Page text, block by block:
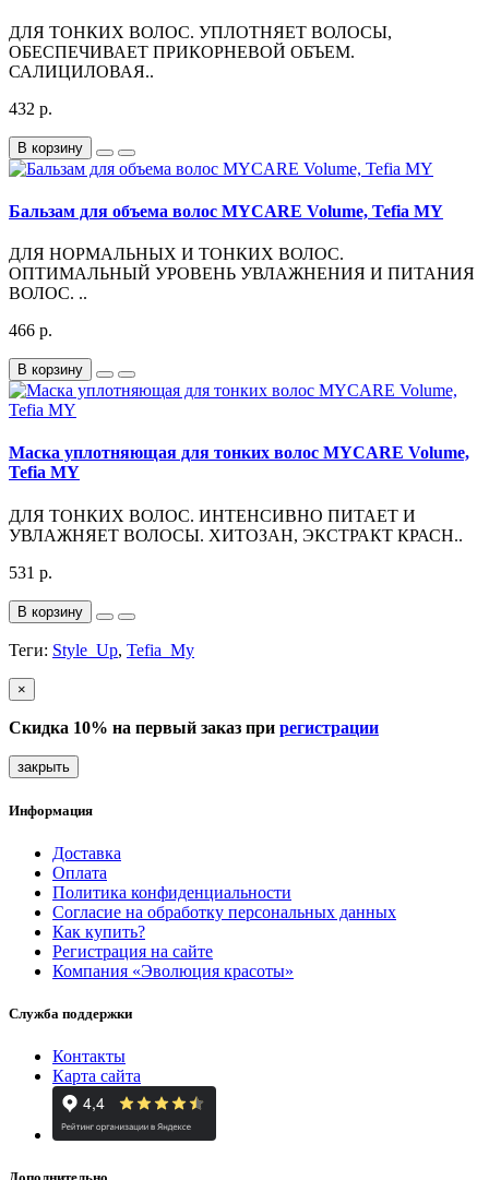
ДЛЯ ТОНКИХ ВОЛОС. УПЛОТНЯЕТ ВОЛОСЫ,
ОБЕСПЕЧИВАЕТ ПРИКОРНЕВОЙ ОБЪЕМ.
САЛИЦИЛОВАЯ..
432 р.
В корзину
Бальзам для объема волос MYCARE Volume, Tefia MY
ДЛЯ НОРМАЛЬНЫХ И ТОНКИХ ВОЛОС.
ОПТИМАЛЬНЫЙ УРОВЕНЬ УВЛАЖНЕНИЯ И ПИТАНИЯ
ВОЛОС. ..
466 р.
В корзину
Маска уплотняющая для тонких волос MYCARE Volume,
Tefia MY
ДЛЯ ТОНКИХ ВОЛОС. ИНТЕНСИВНО ПИТАЕТ И
УВЛАЖНЯЕТ ВОЛОСЫ. ХИТОЗАН, ЭКСТРАКТ КРАСН..
531 р.
В корзину
Теги: Style_Up, Tefia_My
×
Скидка 10% на первый заказ при регистрации
закрыть
Информация
Доставка
Оплата
Политика конфиденциальности
Согласие на обработку персональных данных
Как купить?
Регистрация на сайте
Компания «Эволюция красоты»
Служба поддержки
Контакты
Карта сайта